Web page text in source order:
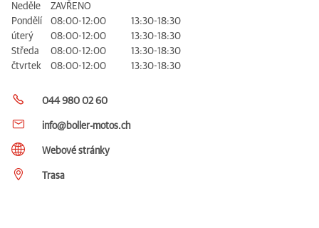
Neděle
ZAVŘENO
Pondělí
08:00-12:00
13:30-18:30
úterý
08:00-12:00
13:30-18:30
Středa
08:00-12:00
13:30-18:30
čtvrtek
08:00-12:00 13:30-18:30
044 980 02 60
info@boller-motos.ch
Webové stránky
Trasa